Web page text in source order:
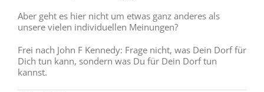
Aber geht es hier nicht um etwas ganz anderes als
unsere vielen individuellen Meinungen?
Frei nach John F Kennedy: Frage nicht, was Dein Dorf für
Dich tun kann, sondern was Du für Dein Dorf tun
kannst.